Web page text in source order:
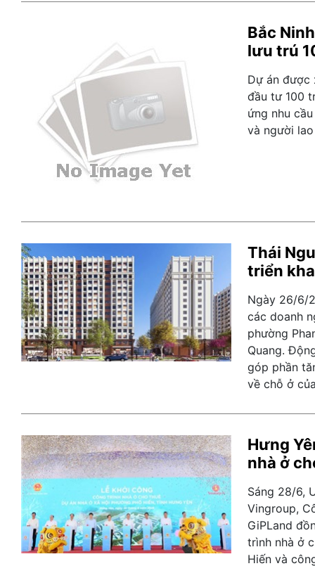
Bắc
lưu trú
Dự án được
đầu tư 100
ứng nhu
và người
Thái
triển
Ngày 26/6/
các doanh
phường
Quang.
góp phần
về chỗ ở
Hưng
nhà ở
Sáng 28/6,
Vingroup,
GiPLand
trình nhà ở
Hiến và